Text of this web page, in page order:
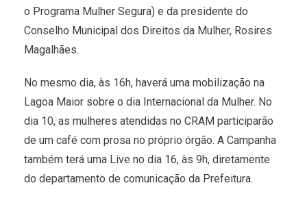
o Programa Mulher Segura) e da presidente do
Conselho Municipal dos Direitos da Mulher, Rosires
Magalhães.
No mesmo dia, às 16h, haverá uma mobilização na
Lagoa Maior sobre o dia Internacional da Mulher. No
dia 10, as mulheres atendidas no CRAM participarão
de um café com prosa no próprio órgão. A Campanha
também terá uma Live no dia 16, às 9h, diretamente
do departamento de comunicação da Prefeitura.